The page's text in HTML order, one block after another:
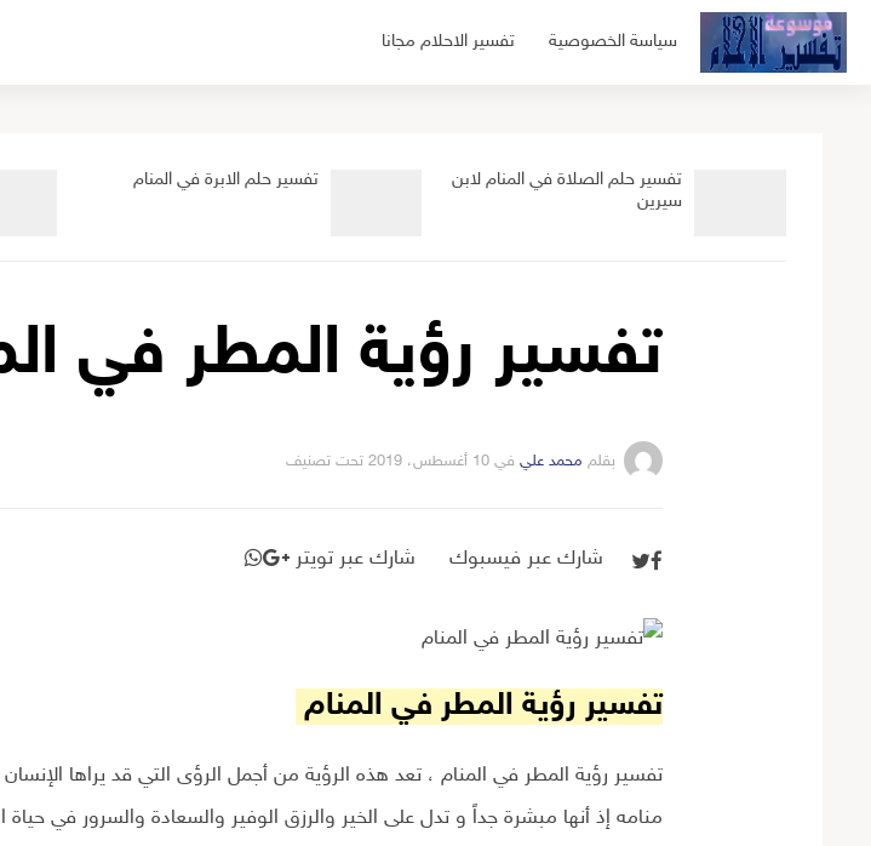
التجاوز
سياسة الخصوصية تفسير الاحلام مجانا
تفسير حلم الصلاة في المنام لابن
سيرين
تفسير حلم الابرة في المنام
تفسير رؤية المطر في
بقلم محمد علي في 10 أغسطس، 2019 تحت تصنيف
شارك عبر فيسبوك شارك عبر تويتر
تفسير رؤية المطر في المنام
تفسير رؤية المطر في المنام ، تعد هذه الرؤية من أجمل الرؤى التي قد يراها
منامه إذ أنها مبشرة جداً و تدل على الخير والرزق الوفير والسعادة والسرور في